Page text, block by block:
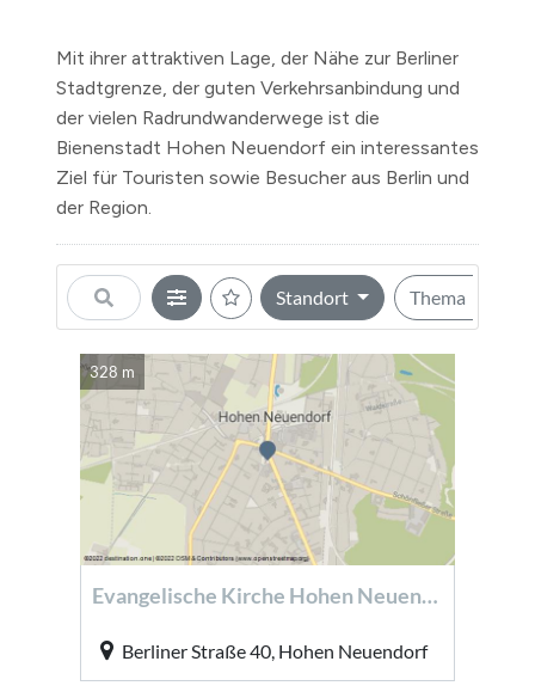
Mit ihrer attraktiven Lage, der Nähe zur Berliner
Stadtgrenze, der guten Verkehrsanbindung und
der vielen Radrundwanderwege ist die
Bienenstadt Hohen Neuendorf ein interessantes
Ziel für Touristen sowie Besucher aus Berlin und
der Region.